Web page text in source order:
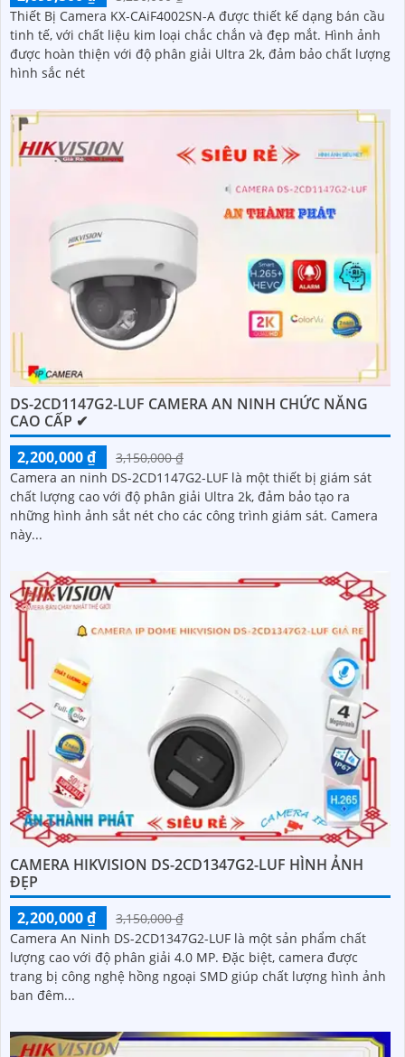
Thiết Bị Camera KX-CAiF4002SN-A được thiết kế dạng bán cầu
tinh tế, với chất liệu kim loại chắc chắn và đẹp mắt. Hình ảnh
được hoàn thiện với độ phân giải Ultra 2k, đảm bảo chất lượng
hình sắc nét
DS-2CD1147G2-LUF CAMERA AN NINH CHỨC NĂNG
CAO CẤP ✔
2,200,000 ₫
3,150,000 ₫
Camera an ninh DS-2CD1147G2-LUF là một thiết bị giám sát
chất lượng cao với độ phân giải Ultra 2k, đảm bảo tạo ra
những hình ảnh sắt nét cho các công trình giám sát. Camera
này...
CAMERA HIKVISION DS-2CD1347G2-LUF HÌNH ẢNH
ĐẸP
2,200,000 ₫
3,150,000 ₫
Camera An Ninh DS-2CD1347G2-LUF là một sản phẩm chất
lượng cao với độ phân giải 4.0 MP. Đặc biệt, camera được
trang bị công nghệ hồng ngoại SMD giúp chất lượng hình ảnh
ban đêm...